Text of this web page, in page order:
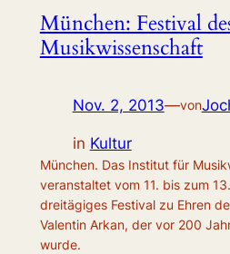
München: Festival
Musikwissenschaft
Nov. 2, 2013—von
in Kultur
München. Das Institut für
veranstaltet vom 11. bis zum
dreitägiges Festival zu Ehren
Valentin Arkan, der vor 200
wurde.